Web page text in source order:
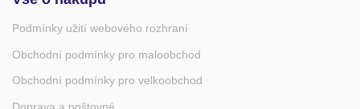
Podmínky užití webového rozhraní
Obchodní podmínky pro maloobchod
Obchodní podmínky pro velkoobchod
Doprava a poštovné